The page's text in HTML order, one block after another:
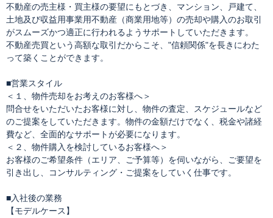
不動産の売主様・買主様の要望にもとづき、マンション、戸建て、
土地及び収益用事業用不動産（商業用地等）の売却や購入のお取引
がスムーズかつ適正に行われるようサポートしていただきます。
不動産売買という高額な取引だからこそ、"信頼関係"を長きにわた
って築くことができます。
■営業スタイル
＜１、物件売却をお考えのお客様へ＞
問合せをいただいたお客様に対し、物件の査定、スケジュールなど
のご提案をしていただきます。物件の金額だけでなく、税金や諸経
費など、全面的なサポートが必要になります。
＜２、物件購入を検討しているお客様へ＞
お客様のご希望条件（エリア、ご予算等）を伺いながら、ご要望を
引き出し、コンサルティング・ご提案をしていく仕事です。
■入社後の業務
【モデルケース】